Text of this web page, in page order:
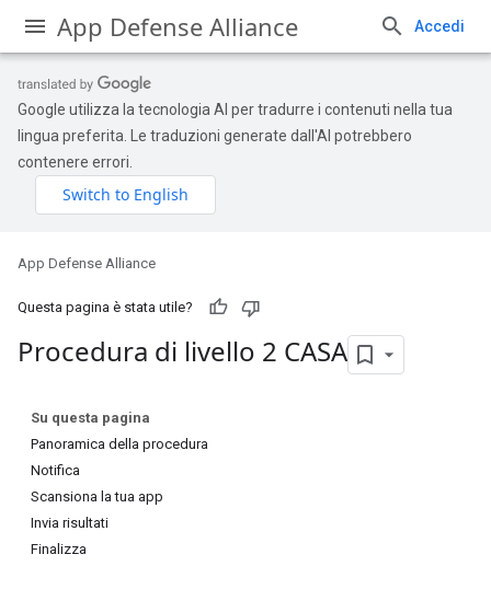
App Defense Alliance Accedi
Google utilizza la tecnologia AI per tradurre i contenuti nella tua
lingua preferita. Le traduzioni generate dall'AI potrebbero
contenere errori.
App Defense Alliance
Questa pagina è stata utile?
Procedura di livello 2 CASA
Su questa pagina
Panoramica della procedura
Notifica
Scansiona la tua app
Invia risultati
Finalizza